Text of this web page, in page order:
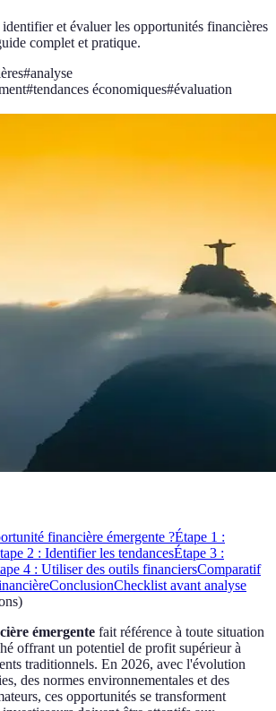
et évaluer les opportunités financières
complet et pratique.
#analyse
#tendances économiques#évaluation
financière émergente ?Étape 1 :
2 : Identifier les tendancesÉtape 3 :
4 : Utiliser des outils financiersComparatif
ConclusionChecklist avant analyse
)
émergente fait référence à toute situation
offrant un potentiel de profit supérieur à
traditionnels. En 2026, avec l'évolution
des normes environnementales et des
ces opportunités se transforment